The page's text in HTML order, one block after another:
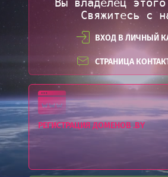
Свяжитесь с
ВХОД В ЛИЧНЫЙ
СТРАНИЦА
РЕГИСТРАЦИЯ ДОМЕНОВ .BY